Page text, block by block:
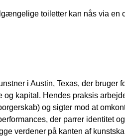
toiletter kan nås via en
i Austin, Texas, der
kapital. Hendes praksis
og sigter mod at
der parrer identitet
verdener på kanten af